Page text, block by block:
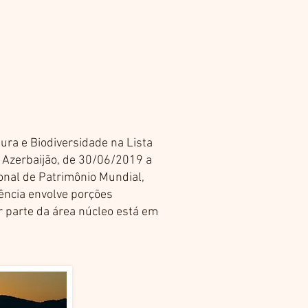
e Biodiversidade na Lista
de 30/06/2019 a
de Patrimônio Mundial,
envolve porções
da área núcleo está em